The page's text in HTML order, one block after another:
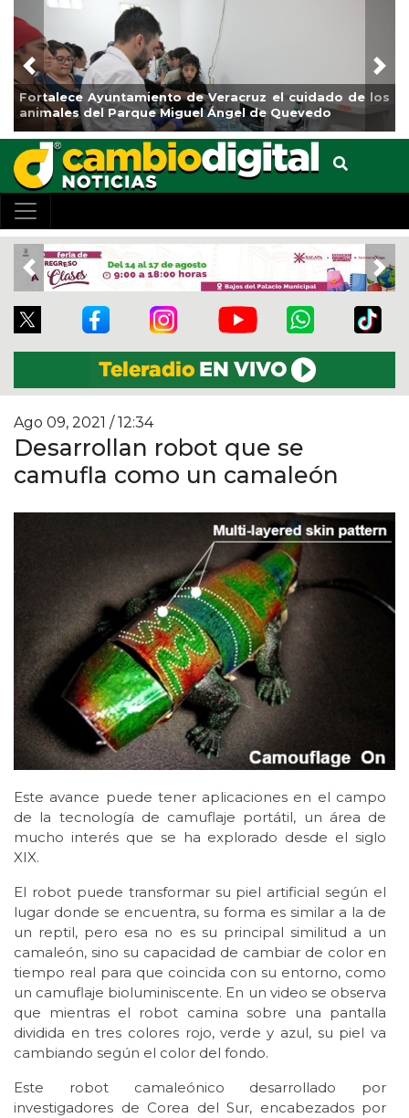
de los
La ciudad de Veracruz se suma a la Jornada
de Reforestación 2026
Previous
Previous
Ago 09, 2021 / 12:34
Desarrollan robot que se
camufla como un camaleón
Este avance puede tener aplicaciones en el campo
de la tecnología de camuflaje portátil, un área de
mucho interés que se ha explorado desde el siglo
XIX.
El robot puede transformar su piel artificial según el
lugar donde se encuentra, su forma es similar a la de
un reptil, pero esa no es su principal similitud a un
camaleón, sino su capacidad de cambiar de color en
tiempo real para que coincida con su entorno, como
un camuflaje bioluminiscente. En un video se observa
que mientras el robot camina sobre una pantalla
dividida en tres colores rojo, verde y azul, su piel va
cambiando según el color del fondo.
Este robot camaleónico desarrollado por
investigadores de Corea del Sur, encabezados por